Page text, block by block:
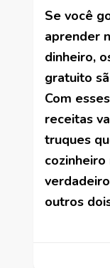
Se você
aprender
dinheiro,
gratuito
Com
receitas
truques
outros